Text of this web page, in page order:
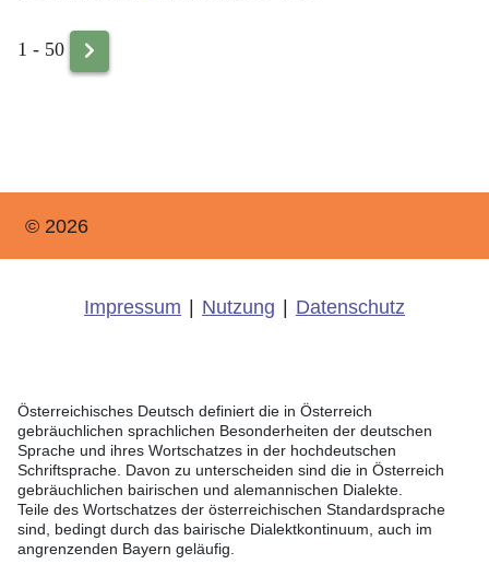
1 - 50
© 2026
Impressum Nutzung Datenschutz
Österreichisches Deutsch definiert die in Österreich
gebräuchlichen sprachlichen Besonderheiten der deutschen
Sprache und ihres Wortschatzes in der hochdeutschen
Schriftsprache. Davon zu unterscheiden sind die in Österreich
gebräuchlichen bairischen und alemannischen Dialekte.
Teile des Wortschatzes der österreichischen Standardsprache
sind, bedingt durch das bairische Dialektkontinuum, auch im
angrenzenden Bayern geläufig.